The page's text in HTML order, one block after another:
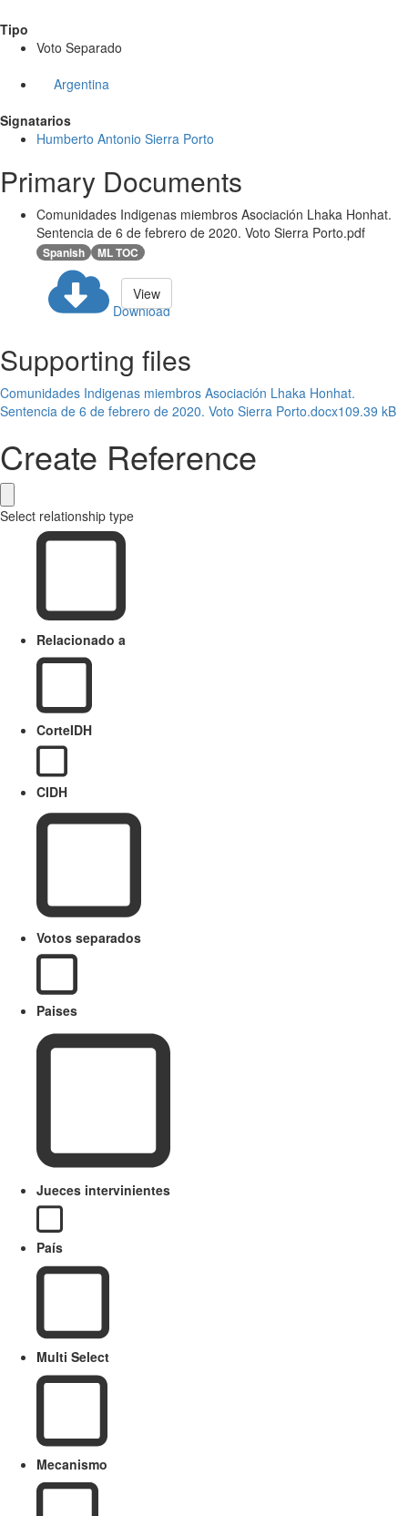
Tipo
Voto Separado
Argentina
Signatarios
Humberto Antonio Sierra Porto
Primary Documents
Comunidades Indigenas miembros Asociación Lhaka Honhat.
Sentencia de 6 de febrero de 2020. Voto Sierra Porto.pdf
Spanish ML TOC
Download
View
Supporting files
Comunidades Indigenas miembros Asociación Lhaka Honhat.
Sentencia de 6 de febrero de 2020. Voto Sierra Porto.docx109.39 kB
Create Reference
Select relationship type
Relacionado a
CorteIDH
CIDH
Votos separados
Paises
Jueces intervinientes
País
Multi Select
Mecanismo